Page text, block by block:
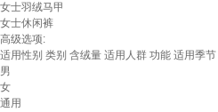
女士羽绒马甲
女士休闲裤
高级选项:
适用性别 类别 含绒量 适用人群 功能 适用季节
男
女
通用